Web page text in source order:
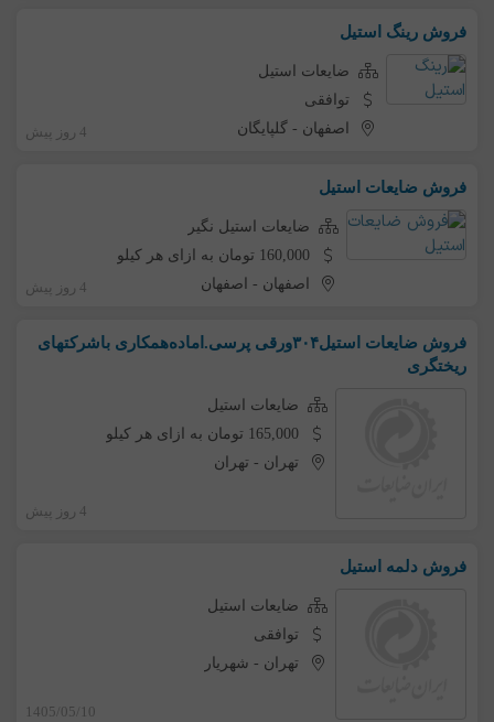
فروش رینگ استیل
ضایعات استیل
توافقی
اصفهان -گلپایگان 4 روز پیش
فروش ضایعات استیل
ضایعات استیل نگیر
160,000 تومان به ازای هر کیلو
اصفهان - اصفهان 4 روز پیش
فروش ضایعات استیل۳۰۴ورقی پرسی.اماده‌همکاری باشرکتهای
ریختگری
ضایعات استیل
165,000 تومان به ازای هر کیلو
تهران - تهران
4 روز پیش
فروش دلمه استیل
ضایعات استیل
توافقی
تهران - شهریار
1405/05/10